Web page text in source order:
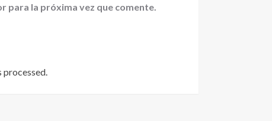
para la próxima vez que comente.
processed